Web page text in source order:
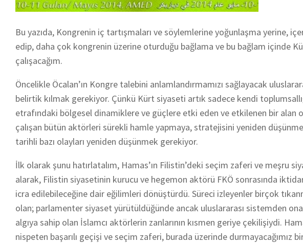
Bu yazıda, Kongrenin iç tartışmaları ve söylemlerine yoğunlaşma yerine,
edip, daha çok kongrenin üzerine oturduğu bağlama ve bu bağlam içinde
çalışacağım.
Öncelikle Öcalan’ın Kongre talebini anlamlandırmamızı sağlayacak
belirtik kılmak gerekiyor. Çünkü Kürt siyaseti artık sadece kendi
etrafındaki bölgesel dinamiklere ve güçlere etki eden ve etkilenen bir alan
çalışan bütün aktörleri sürekli hamle yapmaya, stratejisini yeniden
tarihli bazı olayları yeniden düşünmek gerekiyor.
İlk olarak şunu hatırlatalım, Hamas’ın Filistin’deki seçim zaferi ve meşru
alarak, Filistin siyasetinin kurucu ve hegemon aktörü FKÖ sonrasında
icra edilebileceğine dair eğilimleri dönüştürdü. Süreci izleyenler birçok
olan; parlamenter siyaset yürütüldüğünde ancak uluslararası sistemden
algıya sahip olan İslamcı aktörlerin zanlarının kısmen geriye çekilişiydi.
nispeten başarılı geçişi ve seçim zaferi, burada üzerinde durmayacağımız